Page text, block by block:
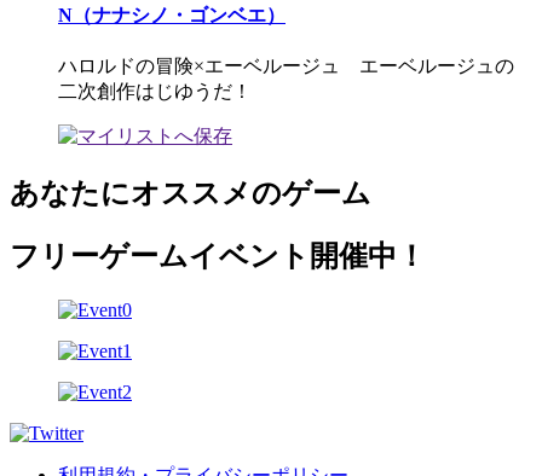
N（ナナシノ・ゴンベエ）
ハロルドの冒険×エーベルージュ エーベルージュの
二次創作はじゆうだ！
あなたにオススメのゲーム
フリーゲームイベント開催中！